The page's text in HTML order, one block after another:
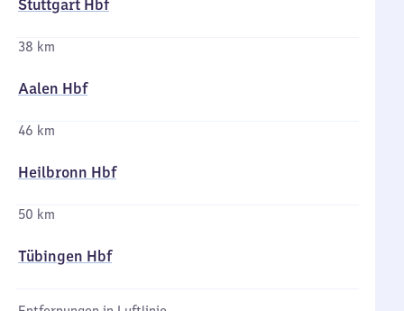
Stuttgart Hbf
38 km
Aalen Hbf
46 km
Heilbronn Hbf
50 km
Tübingen Hbf